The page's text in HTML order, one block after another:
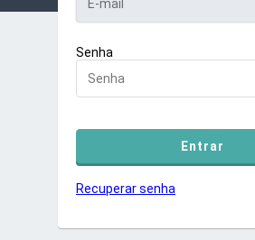
Senha
Recuperar senha